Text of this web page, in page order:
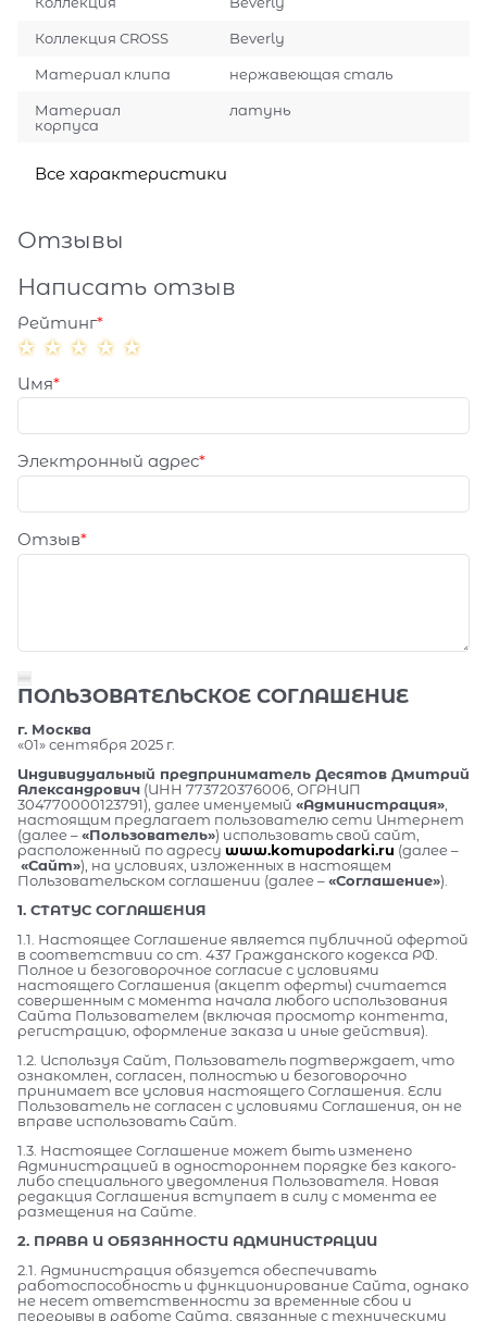
Коллекция CROSS Beverly
Материал клипа нержавеющая сталь
Материал
корпуса
латунь
Все характеристики
Отзывы
Написать отзыв
Рейтинг
Имя
Электронный адрес
Отзыв
ПОЛЬЗОВАТЕЛЬСКОЕ СОГЛАШЕНИЕ
г. Москва
«01» сентября 2025 г.
Индивидуальный предприниматель Десятов Дмитрий
Александрович (ИНН 773720376006, ОГРНИП
304770000123791), далее именуемый «Администрация»
настоящим предлагает пользователю сети Интернет
(далее –«Пользователь») использовать свой сайт,
расположенный по адресу www.komupodarki.ru (далее –
«Сайт»), на условиях, изложенных в настоящем
Пользовательском соглашении (далее –«Соглашение»).
1. СТАТУС СОГЛАШЕНИЯ
1.1. Настоящее Соглашение является публичной офертой
в соответствии со ст. 437 Гражданского кодекса РФ.
Полное и безоговорочное согласие с условиями
настоящего Соглашения (акцепт оферты) считается
совершенным с момента начала любого использования
Сайта Пользователем (включая просмотр контента,
регистрацию, оформление заказа и иные действия).
1.2. Используя Сайт, Пользователь подтверждает, что
ознакомлен, согласен, полностью и безоговорочно
принимает все условия настоящего Соглашения. Если
Пользователь не согласен с условиями Соглашения, он не
вправе использовать Сайт.
1.3. Настоящее Соглашение может быть изменено
Администрацией в одностороннем порядке без какого-
либо специального уведомления Пользователя. Новая
редакция Соглашения вступает в силу с момента ее
размещения на Сайте.
2. ПРАВА И ОБЯЗАННОСТИ АДМИНИСТРАЦИИ
2.1. Администрация обязуется обеспечивать
работоспособность и функционирование Сайта, однако
не несет ответственности за временные сбои и
перерывы в работе Сайта, связанные с техническими